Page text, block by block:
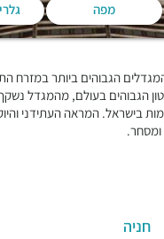
מפה
מבנייני הבטון הגבוהים בעולם,
בישראל. המראה העתידני
ומסחר.
חניה